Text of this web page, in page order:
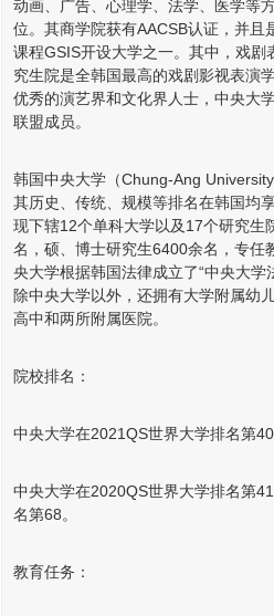
动画、广告、心理学、法学、医学等
位。其商学院获有AACSB认证，并且
课程GSIS开设大学之一。其中，戏剧
究生院是全韩国最高的戏剧影视表演
优秀的演艺界和文化界人士，中央大
联盟成员。
韩国中央大学（Chung-Ang
其历史、传统、规模等排名在韩国均
现下辖12个单科大学以及17个研究生
名，硕、博士研究生6400余名，专任
央大学根据韩国法律成立了“中央大学
除中央大学以外，还拥有大学附属幼
高中和两所附属医院。
院校排名：
中央大学在2021QS世界大学排名第
中央大学在2020QS世界大学排名第
名第68。
教育任务：